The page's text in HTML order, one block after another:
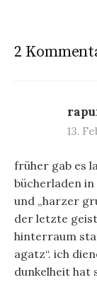
2
13.
früher gab es
bücherladen
und „harzer
der letzte
hinterraum
agatz“. ich
dunkelheit hat